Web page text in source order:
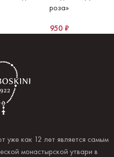
роза»
950 ₽
уже как 12 лет является самым
монастырской утвари в